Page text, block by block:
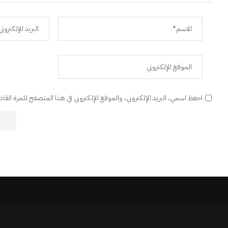
احفظ اسمي، البريد الإلكتروني، والموقع الإلكتروني في هذا المتصفح للمرة